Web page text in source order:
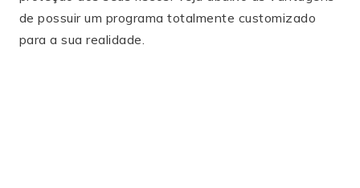
de possuir um programa totalmente customizado
para a sua realidade.